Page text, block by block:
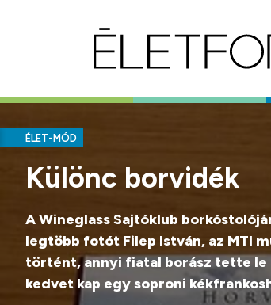
ÉLET-MÓD
Különc borvidék
A Wineglass Sajtóklub
legtöbb fotót Filep István, az MTI
történt, annyi fiatal borász tette le
kedvet kap egy soproni